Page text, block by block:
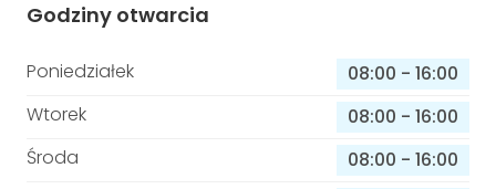
Godziny otwarcia
Poniedziałek 08:00 - 16:00
Wtorek
08:00 - 16:00
Środa
08:00 - 16:00